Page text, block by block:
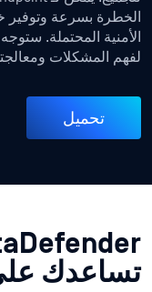
الخطرة بسرعة وتوفير
الأمنية المحتملة.
لفهم المشكلات
تحميل
تساعدك